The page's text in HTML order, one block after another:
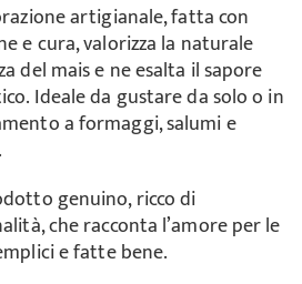
artigianale, fatta con
e cura, valorizza la naturale
del mais e ne esalta il sapore
Ideale da gustare da solo o in
a formaggi, salumi e
genuino, ricco di
che racconta l’amore per le
e fatte bene.